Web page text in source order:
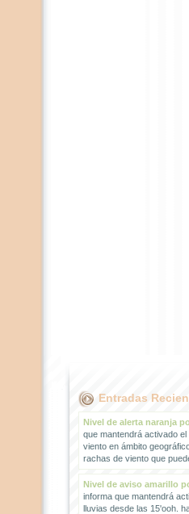
Entradas
Nivel de alerta naranja
que mantendrá activado
viento en ámbito
rachas de viento que
Nivel de aviso amarillo
informa que mantendrá
lluvias desde las 15'ooh.